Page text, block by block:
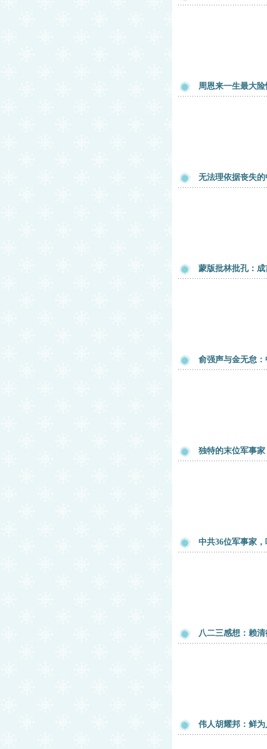
周恩来一生最大
无法理依据丧失
蒙版批林批孔：
俞强声与金无怠
独特的末位军事
中共36位军事家
八二三感想：赖
伟人胡耀邦：鲜